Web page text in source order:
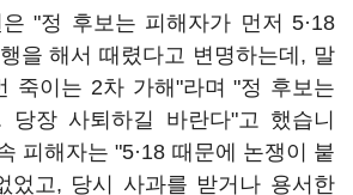
"정 후보는 피해자가 먼저 5·18
을 해서 때렸다고 변명하는데, 말
죽이는 2차 가해"라며 "정 후보는
당장 사퇴하길 바란다"고 했습니
피해자는 "5·18 때문에 논쟁이 붙
었고, 당시 사과를 받거나 용서한